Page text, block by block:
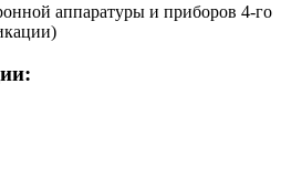
аппаратуры и приборов 4-го